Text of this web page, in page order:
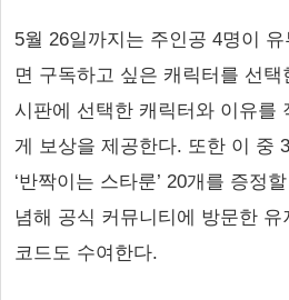
5월 26일까지는 주인공 4명이
면 구독하고 싶은 캐릭터를 선
시판에 선택한 캐릭터와 이유를
게 보상을 제공한다. 또한 이 중
‘반짝이는 스타룬’ 20개를 증정
념해 공식 커뮤니티에 방문한
코드도 수여한다.